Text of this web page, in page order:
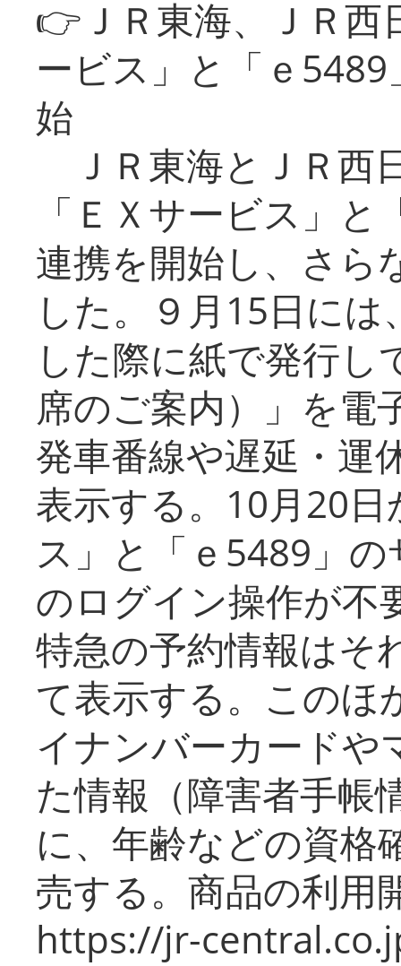
👉ＪＲ東海、ＪＲ
ービス」と「ｅ
始
ＪＲ東海とＪＲ西
「ＥＸサービス」
連携を開始し、さら
した。９月15日に
した際に紙で発行し
席のご案内）」を電
発車番線や遅延・運
表示する。10月20
ス」と「ｅ5489」
のログイン操作が不
特急の予約情報はそ
て表示する。このほ
イナンバーカードや
た情報（障害者手帳
に、年齢などの資格
売する。商品の利用
https://jr-